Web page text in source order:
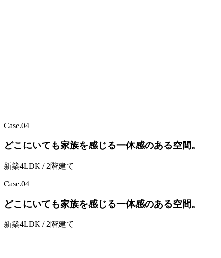
Case.04
どこにいても家族を感じる一体感のある空間。
新築4LDK / 2階建て
Case.04
どこにいても家族を感じる一体感のある空間。
新築4LDK / 2階建て